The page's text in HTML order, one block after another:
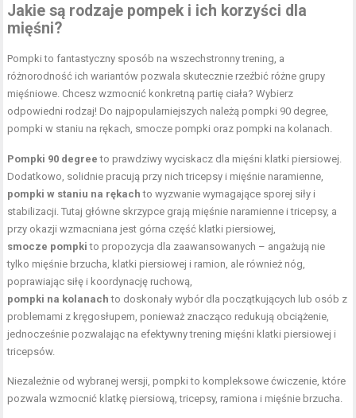
Jakie są rodzaje pompek i ich korzyści dla
mięśni?
Pompki to fantastyczny sposób na wszechstronny trening, a
różnorodność ich wariantów pozwala skutecznie rzeźbić różne grupy
mięśniowe. Chcesz wzmocnić konkretną partię ciała? Wybierz
odpowiedni rodzaj! Do najpopularniejszych należą pompki 90 degree,
pompki w staniu na rękach, smocze pompki oraz pompki na kolanach.
Pompki 90 degree to prawdziwy wyciskacz dla mięśni klatki piersiowej.
Dodatkowo, solidnie pracują przy nich tricepsy i mięśnie naramienne,
pompki w staniu na rękach to wyzwanie wymagające sporej siły i
stabilizacji. Tutaj główne skrzypce grają mięśnie naramienne i tricepsy, a
przy okazji wzmacniana jest górna część klatki piersiowej,
smocze pompki to propozycja dla zaawansowanych – angażują nie
tylko mięśnie brzucha, klatki piersiowej i ramion, ale również nóg,
poprawiając siłę i koordynację ruchową,
pompki na kolanach to doskonały wybór dla początkujących lub osób z
problemami z kręgosłupem, ponieważ znacząco redukują obciążenie,
jednocześnie pozwalając na efektywnytrening mięśni klatki piersiowej i
tricepsów.
Niezależnie od wybranej wersji, pompki to kompleksowe ćwiczenie, które
pozwala wzmocnić klatkę piersiową, tricepsy, ramiona i mięśnie brzucha.